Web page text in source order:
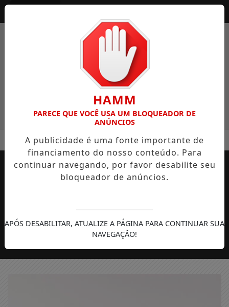
DO NARIZ PODE SER CAMINHO PARA TRATAR LESÃO
EM ALTA
MENU
AUTOMOBILISMO
TEMPORADA DE
VERÃO
DIREITOS
HAMM
PARECE QUE VOCÊ USA UM BLOQUEADOR DE
ANÚNCIOS
A publicidade é uma fonte importante de
financiamento do nosso conteúdo. Para
continuar navegando, por favor desabilite seu
bloqueador de anúncios.
APÓS DESABILITAR, ATUALIZE A PÁGINA PARA CONTINUAR SUA
NAVEGAÇÃO!